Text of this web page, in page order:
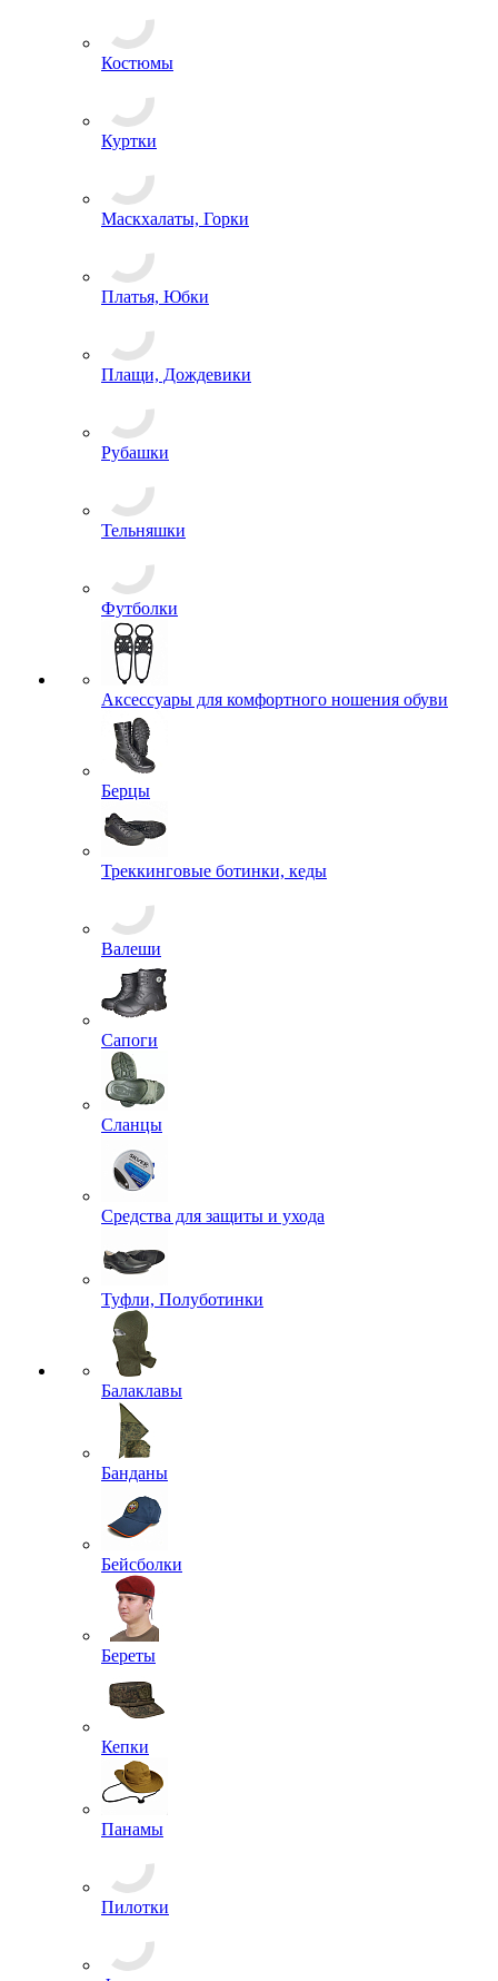
Костюмы
Куртки
Маскхалаты, Горки
Платья, Юбки
Плащи, Дождевики
Рубашки
Тельняшки
Футболки
Аксессуары для комфортного ношения обуви
Берцы
Треккинговые ботинки, кеды
Валеши
Сапоги
Сланцы
Средства для защиты и ухода
Туфли, Полуботинки
Балаклавы
Банданы
Бейсболки
Береты
Кепки
Панамы
Пилотки